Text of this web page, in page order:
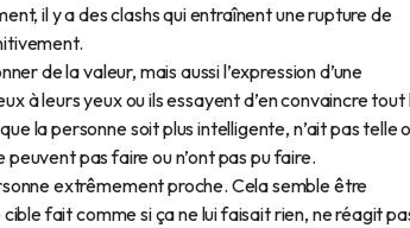
il y a des clashs qui entraînent une rupture de
de la valeur, mais aussi l’expression d’une
à leurs yeux ou ils essayent d’en convaincre tout
la personne soit plus intelligente, n’ait pas telle
pas faire ou n’ont pas pu faire.
extrêmement proche. Cela semble être
fait comme si ça ne lui faisait rien, ne réagit